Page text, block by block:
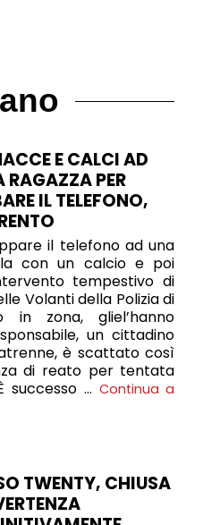
E CALCI AD
RAGAZZA PER
IL TELEFONO,
il telefono ad una
con un calcio e poi
tempestivo di
Volanti della Polizia di
zona, gliel’hanno
un cittadino
è scattato così
di reato per tentata
successo … Continua a
TWENTY, CHIUSA